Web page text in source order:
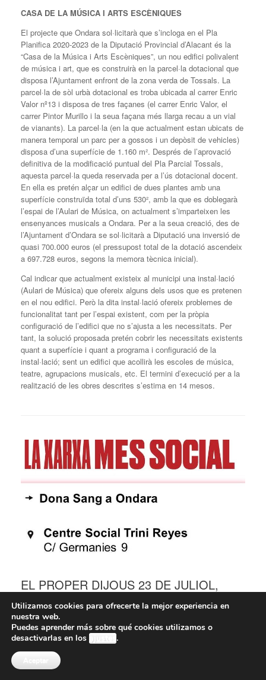
CASA DE LA MÚSICA I ARTS ESCÈNIQUES
El projecte que Ondara sol·licitarà que s’incloga en el Pla
Planifica 2020-2023 de la Diputació Provincial d’Alacant és la
“Casa de la Música i Arts Escèniques”, un nou edifici polivalent
de música i art, que es construirà en la parcel·la dotacional que
disposa l’Ajuntament enfront de la zona verda de Tossals. La
parcel·la de sòl urbà dotacional es troba ubicada al carrer Enric
Valor nº13 i disposa de tres façanes (el carrer Enric Valor, el
carrer Pintor Murillo i la seua façana més llarga recau a un vial
de vianants). La parcel·la (en la que actualment estan ubicats de
manera temporal un parc per a gossos i un depòsit de vehicles)
disposa d’una superfície de 1.160 m². Després de l’aprovació
definitiva de la modificació puntual del Pla Parcial Tossals,
aquesta parcel·la queda reservada per a l’ús dotacional docent.
En ella es pretén alçar un edifici de dues plantes amb una
superfície construïda total d’uns 530², amb la que es doblegarà
l’espai de l’Aulari de Música, on actualment s’imparteixen les
ensenyances musicals a Ondara. Per a la seua creació, des de
l’Ajuntament d’Ondara se sol·licitarà a Diputació una inversió de
quasi 700.000 euros (el pressupost total de la dotació ascendeix
a 697.728 euros, segons la memora tècnica inicial).
Cal indicar que actualment existeix al municipi una instal·lació
(Aulari de Música) que ofereix alguns dels usos que es pretenen
en el nou edifici. Però la dita instal·lació ofereix problemes de
funcionalitat tant per l’espai existent, com per la pròpia
configuració de l’edifici que no s’ajusta a les necessitats. Per
tant, la solució proposada pretén cobrir les necessitats existents
quant a superfície i quant a programa i configuració de la
instal·lació; sent un edifici que acollirà les escoles de música,
teatre, agrupacions musicals, etc. El termini d’execució per a la
realització de les obres descrites s’estima en 14 mesos.
EL PROPER DIJOUS 23 DE JULIOL,
DONACIÓ DE SANG AL CENTRE
SOCIAL TRINI REYES D’ONDARA
Publicado el14/07/2020
Utilizamos cookies para ofrecerte la mejor experiencia en
nuestra web.
Puedes aprender más sobre qué cookies utilizamos o
desactivarlas en los ajustes.